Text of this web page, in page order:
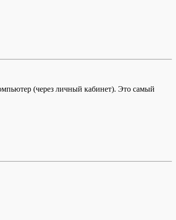
(через личный кабинет). Это самый